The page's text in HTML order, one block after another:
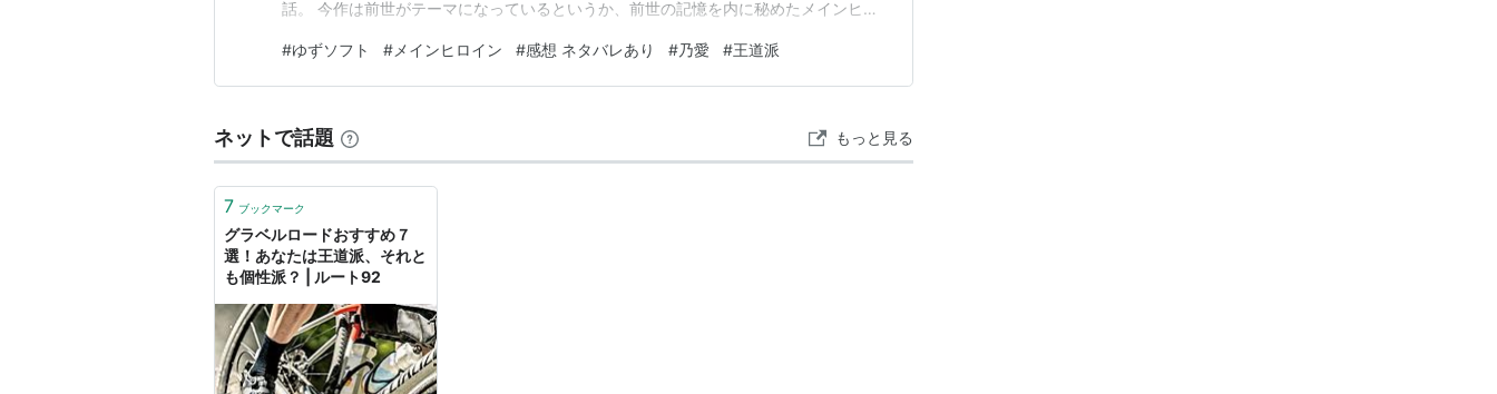
話。 今作は前世がテーマになっているというか、前世の記憶を内に秘めたメインヒロ
前世の可哀想レベルはほかのヒロインと比較して段違いで高く(多分、まだやっていな
い√もあるので何とも言えないが、…
#ゆずソフト # メインヒロイン #感想 ネタバレあり #乃愛 #王道派
ネットで話題 もっと見る
7 ブックマーク
グラベルロードおすすめ７
選！あなたは王道派、それと
も個性派？ | ルート92